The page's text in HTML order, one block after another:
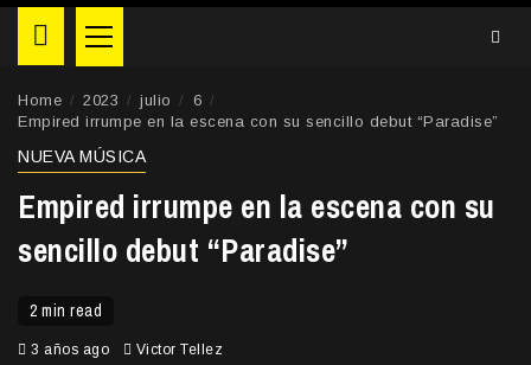
Primary
Menu
Home 2023 julio
6
Empired irrumpe en la escena con su sencillo debut “Paradise”
NUEVA MÚSICA
Empired irrumpe en la escena con su
sencillo debut “Paradise”
2 min read
3 años ago Victor Tellez